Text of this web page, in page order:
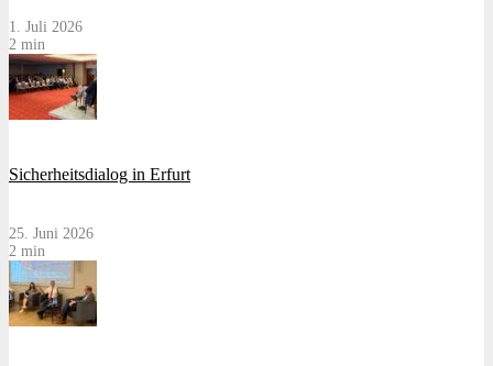
1. Juli 2026
2 min
Sicherheitsdialog in Erfurt
25. Juni 2026
2 min